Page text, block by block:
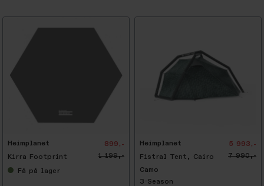
Heimplanet
Kirra Footprint
899,-
1 199,-
Få på lager
Heimplanet
Fistral Tent, Cairo
Camo
5 993,-
7 990,-
3-Season